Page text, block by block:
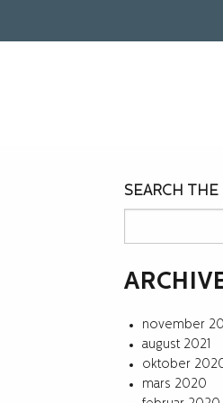
SEARCH THE
november
august 2021
oktober
mars 2020